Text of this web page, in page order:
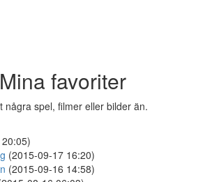
Mina favoriter
några spel, filmer eller bilder än.
(2015-09-17 16:20)
(2015-09-16 14:58)